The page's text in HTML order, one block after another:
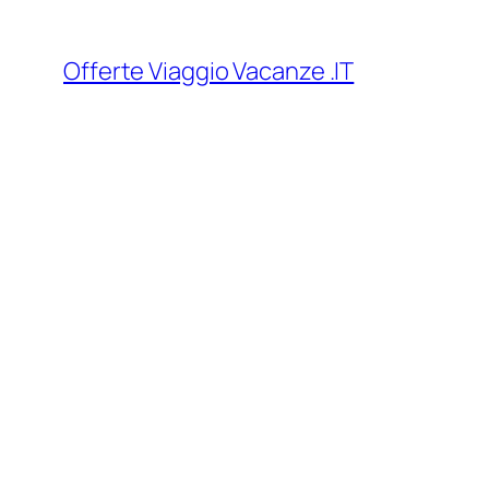
contenuto
Offerte Viaggio Vacanze .IT